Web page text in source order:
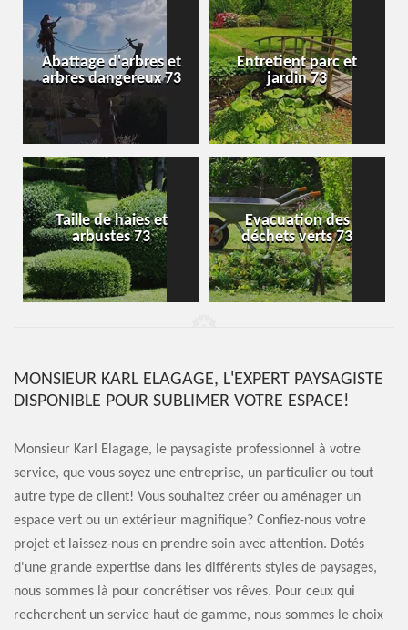
Abattage d'arbres et
arbres dangereux 73
Entretient parc et
jardin 73
Taille de haies et
arbustes 73
Evacuation des
déchets verts 73
MONSIEUR KARL ELAGAGE, L'EXPERT PAYSAGISTE
DISPONIBLE POUR SUBLIMER VOTRE ESPACE!
Monsieur Karl Elagage, le paysagiste professionnel à votre
service, que vous soyez une entreprise, un particulier ou tout
autre type de client! Vous souhaitez créer ou aménager un
espace vert ou un extérieur magnifique? Confiez-nous votre
projet et laissez-nous en prendre soin avec attention. Dotés
d'une grande expertise dans les différents styles de paysages,
nous sommes là pour concrétiser vos rêves. Pour ceux qui
recherchent un service haut de gamme, nous sommes le choix